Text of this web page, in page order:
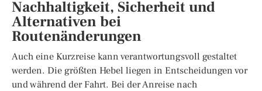
Nachhaltigkeit, Sicherheit und
Alternativen bei
Routenänderungen
Auch eine Kurzreise kann verantwortungsvoll gestaltet
werden. Die größten Hebel liegen in Entscheidungen vor
und während der Fahrt. Bei der Anreise nach